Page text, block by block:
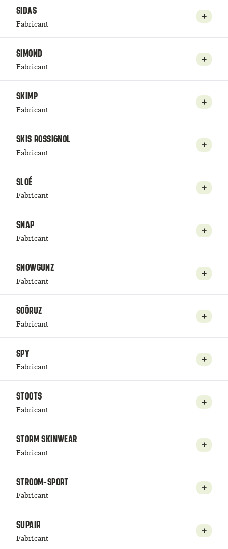
SIDAS
Fabricant
SIMOND
Fabricant
SKIMP
Fabricant
SKIS ROSSIGNOL
Fabricant
SLOÉ
Fabricant
SNAP
Fabricant
SNOWGUNZ
Fabricant
SOÖRUZ
Fabricant
SPY
Fabricant
STOOTS
Fabricant
STORM SKINWEAR
Fabricant
STROOM-SPORT
Fabricant
SUPAIR
Fabricant